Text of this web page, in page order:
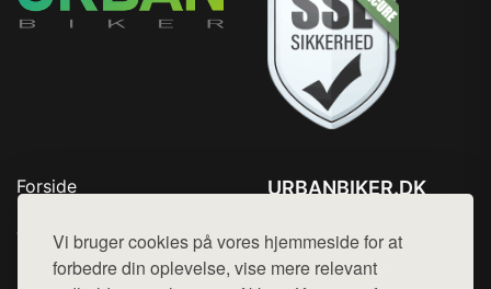
Vi bruger cookies på vores hjemmeside for at
forbedre din oplevelse, vise mere relevant
Forside
Top Rabatter
Blog
URBANBIKER.DK
Mail: hej@want.dk